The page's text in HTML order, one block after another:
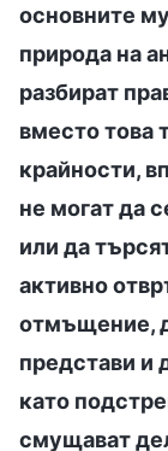
основните
природа на
разбират
вместо това
крайности,
не могат да
или да
активно
отмъщение,
представи и
като
смущават